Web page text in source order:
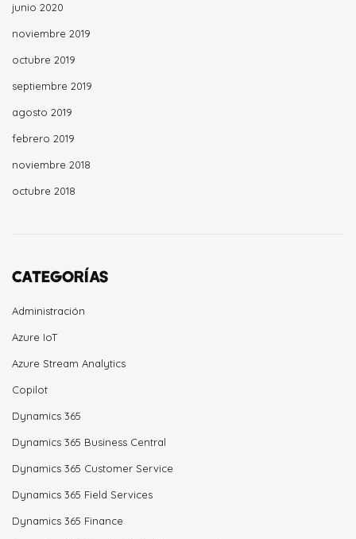
junio 2020
noviembre 2019
octubre 2019
septiembre 2019
agosto 2019
febrero 2019
noviembre 2018
octubre 2018
CATEGORÍAS
Administración
Azure IoT
Azure Stream Analytics
Copilot
Dynamics 365
Dynamics 365 Business Central
Dynamics 365 Customer Service
Dynamics 365 Field Services
Dynamics 365 Finance